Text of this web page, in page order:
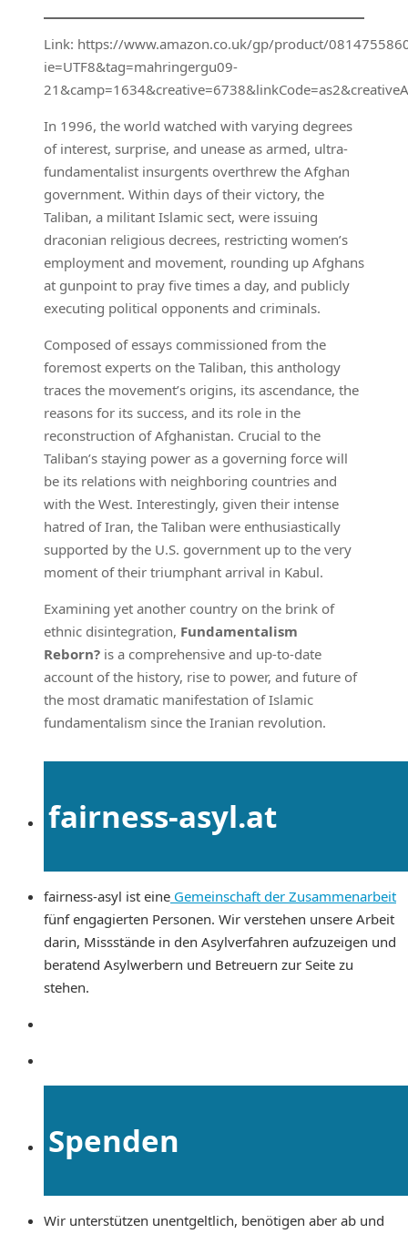
Link: https://www.amazon.co.uk/gp/product/
ie=UTF8&tag=mahringergu09-
In 1996, the world watched with varying degrees
of interest, surprise, and unease as armed, ultra-
fundamentalist insurgents overthrew the Afghan
government. Within days of their victory, the
Taliban, a militant Islamic sect, were issuing
draconian religious decrees, restricting women’s
employment and movement, rounding up Afghans
at gunpoint to pray five times a day, and publicly
executing political opponents and criminals.
Composed of essays commissioned from the
foremost experts on the Taliban, this anthology
traces the movement’s origins, its ascendance, the
reasons for its success, and its role in the
reconstruction of Afghanistan. Crucial to the
Taliban’s staying power as a governing force will
be its relations with neighboring countries and
with the West. Interestingly, given their intense
hatred of Iran, the Taliban were enthusiastically
supported by the U.S. government up to the very
moment of their triumphant arrival in Kabul.
Examining yet another country on the brink of
ethnic disintegration, Fundamentalism
Reborn? is a comprehensive and up-to-date
account of the history, rise to power, and future of
the most dramatic manifestation of Islamic
fundamentalism since the Iranian revolution.
fairness-asyl.at
fairness-asyl ist eine Gemeinschaft der Zusammenarbeit
fünf engagierten Personen. Wir verstehen unsere Arbeit
darin, Missstände in den Asylverfahren aufzuzeigen und
beratend Asylwerbern und Betreuern zur Seite zu
stehen.
Spenden
Wir unterstützen unentgeltlich, benötigen aber ab und